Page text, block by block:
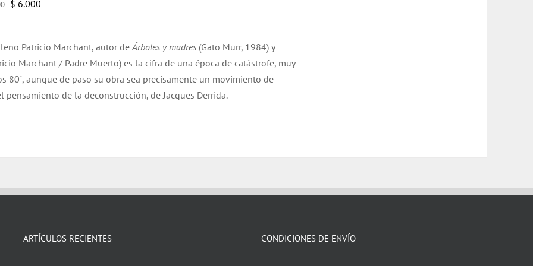
El
era:
$ 12.000.
$ 6.000El
es:
$ 6.000.
Patricio Marchant, autor deÁrboles y madres (Gato Murr, 1984) y
Marchant / Padre Muerto) es la cifra de una época de catástrofe, muy
80´, aunque de paso su obra sea precisamente un movimiento de
de la deconstrucción, de Jacques Derrida.
ARTÍCULOS RECIENTES CONDICIONES DE ENVÍO